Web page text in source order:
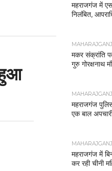
हुआ
महराजगंज में
निलंबित,
MAHARAJGANJ
मकर संक्रांति
गुरु गोरक्षनाथ
MAHARAJGANJ
महराजगंज
एक बाल
MAHARAJGANJ
महराजगंज में
कर रही चीनी